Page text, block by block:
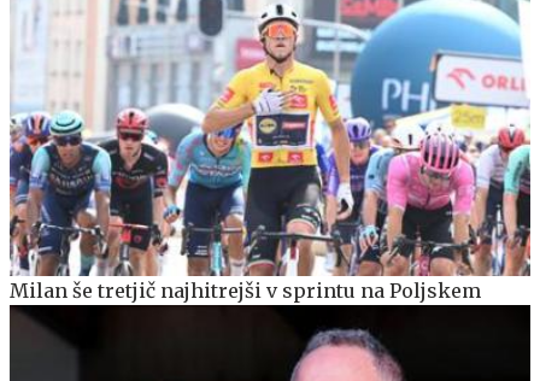
Milan še tretjič najhitrejši v sprintu na Poljskem